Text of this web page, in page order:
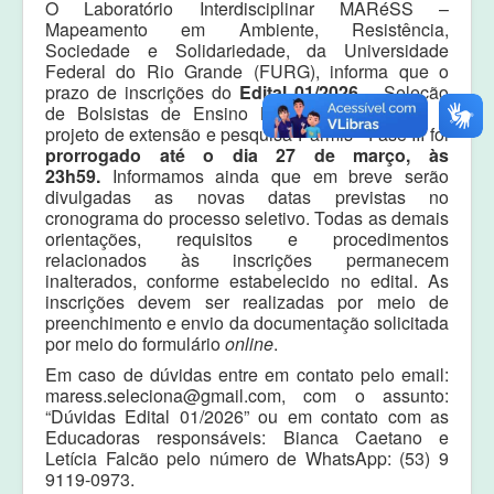
Equipe
Laudos e pareceres
O Laboratório Interdisciplinar MARéSS –
Mapeamento em Ambiente, Resistência,
Sociedade e Solidariedade, da Universidade
Federal do Rio Grande (FURG), informa que o
prazo de inscrições do Edital 01/2026– Seleção
de Bolsistas de Ensino Médio para compor o
projeto de extensão e pesquisa Parmis - Fase III foi
prorrogado até o dia 27 de março, às
23h59. Informamos ainda que em breve serão
divulgadas as novas datas previstas no
cronograma do processo seletivo. Todas as demais
orientações, requisitos e procedimentos
relacionados às inscrições permanecem
inalterados, conforme estabelecido no edital. As
inscrições devem ser realizadas por meio de
preenchimento e envio da documentação solicitada
por meio do formulárioonline.
Em caso de dúvidas entre em contato pelo email:
maress.seleciona@gmail.com, com o assunto:
“Dúvidas Edital 01/2026” ou em contato com as
Educadoras responsáveis: Bianca Caetano e
Letícia Falcão pelo número de WhatsApp: (53) 9
9119-0973.